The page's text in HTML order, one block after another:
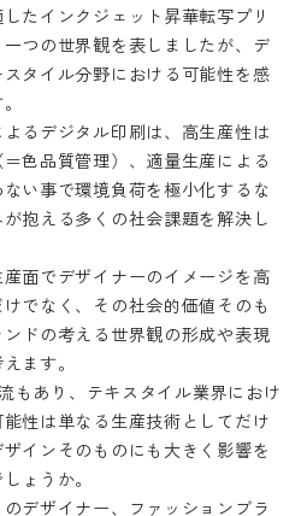
たインクジェット昇華転写プリ
つの世界観を表しましたが、デ
タイル分野における可能性を感
るデジタル印刷は、高生産性は
色品質管理）、適量生産による
い事で環境負荷を極小化するな
抱える多くの社会課題を解決し
面でデザイナーのイメージを高
でなく、その社会的価値そのも
ドの考える世界観の形成や表現
ます。
もあり、テキスタイル業界におけ
性は単なる生産技術としてだけ
インそのものにも大きく影響を
ょうか。
デザイナー、ファッションブラ